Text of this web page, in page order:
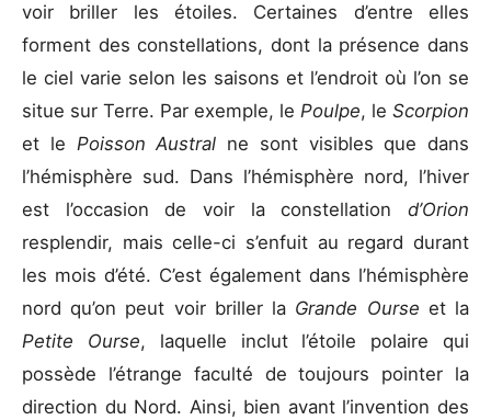
voir briller les étoiles. Certaines d’entre elles
forment des constellations, dont la présence dans
le ciel varie selon les saisons et l’endroit où l’on se
situe sur Terre. Par exemple, le Poulpe, le Scorpion
et le Poisson Austral ne sont visibles que dans
l’hémisphère sud. Dans l’hémisphère nord, l’hiver
est l’occasion de voir la constellation d’Orion
resplendir, mais celle-ci s’enfuit au regard durant
les mois d’été. C’est également dans l’hémisphère
nord qu’on peut voir briller la Grande Ourse et la
Petite Ourse, laquelle inclut l’étoile polaire qui
possède l’étrange faculté de toujours pointer la
direction du Nord. Ainsi, bien avant l’invention des